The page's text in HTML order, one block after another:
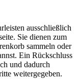
ausschließlich
Sie dienen zum
sammeln oder
Ein Rückschluss
und dadurch
weitergegeben.